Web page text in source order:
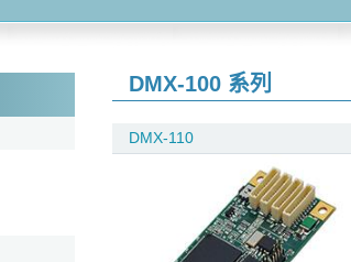
DMX-100 系列
DMX-110